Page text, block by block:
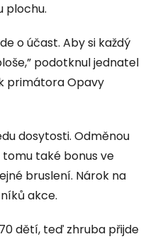
plochu.
o účast. Aby si každý
podotknul jednatel
primátora Opavy
dosytosti. Odměnou
také bonus ve
bruslení. Nárok na
akce.
dětí, teď zhruba přijde